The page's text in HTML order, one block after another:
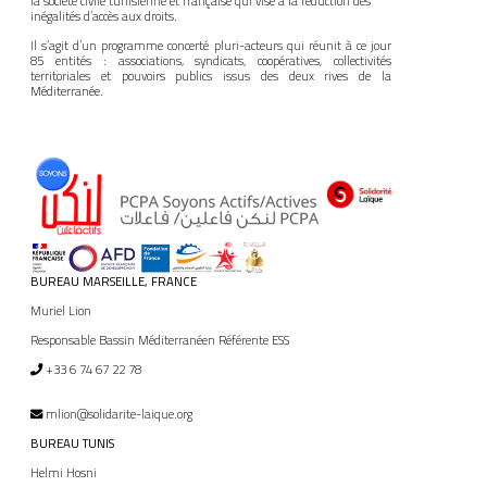
PÔLE ISP/ESS
PÔLE ÉDUCATION
inégalités d’accès aux droits.
Il s’agit d’un programme concerté pluri-acteurs qui réunit à ce jour
85 entités : associations, syndicats, coopératives, collectivités
territoriales et pouvoirs publics issus des deux rives de la
Méditerranée.
BUREAU MARSEILLE, FRANCE
Muriel Lion
Responsable Bassin Méditerranéen Référente ESS
+33 6 74 67 22 78
mlion@solidarite-laique.org
BUREAU TUNIS
Helmi Hosni